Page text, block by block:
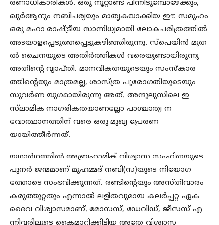
രണാധികാരികള്‍. ഒരു നൂറ്റാണ്ട് പിന്നിടുമ്പോഴേക്കും,
ഖുര്‍ആനും നബിചര്യയും മാതൃകയാക്കിയ ഈ സമൂഹം
ഒരു മഹാ രാഷ്ട്രീയ സാന്നിധ്യമായി ലോകചരിത്രത്തില്‍
അടയാളപ്പെടുത്തപ്പെട്ടുകഴിഞ്ഞിരുന്നു. സ്‌പെയിന്‍ മുത
ല്‍ ചൈനയുടെ അതിര്‍ത്തികള്‍ വരെയുണ്ടായിരുന്നു
അതിന്‍റെ വ്യാപ്തി. മാനവികതയുടെയും സംസ്‌കാര
ത്തിന്‍റെയും മാത്രമല്ല, ശാസ്ത്ര പുരോഗതിയുടെയും
സുവര്‍ണ യുഗമായിരുന്നു അത്. അന്ദുലൂസിലെ ഇ
സ്‌ലാമിക നാഗരികതയാണല്ലോ പാശ്ചാത്യ ന
വോത്ഥാനത്തിന് വരെ ഒരു മുഖ്യ പ്രേരണ
യായിത്തീര്‍ന്നത്.
യഥാര്‍ഥത്തില്‍ അബ്രഹാമിക് വിശ്വാസ സംഹിതയുടെ
പുനര്‍ ജന്മമാണ് മുഹമ്മദ് നബി(സ)യുടെ നിയോഗ
ത്തോടെ സംഭവിക്കുന്നത്. രണ്ടിന്‍റെയും അസ്തിവാരം
കരുത്തുറ്റതും എന്നാല്‍ ലളിതവുമായ കലര്‍പ്പറ്റ ഏക
ദൈവ വിശ്വാസമാണ്. മോസസ്, ഡേവിഡ്, ജീസസ് എ
ന്നിവരിലൂടെ കൈമാറിക്കിട്ടിയ അതേ വിശ്വാസ